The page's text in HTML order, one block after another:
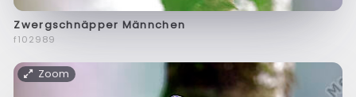
Zwergschnäpper Männchen
f102989
Zoom